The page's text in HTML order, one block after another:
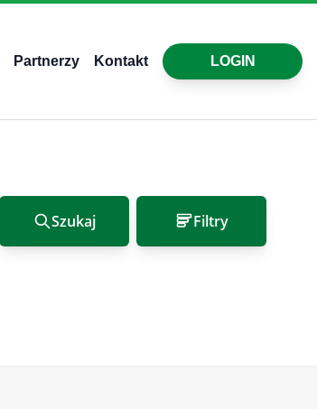
Partnerzy Kontakt LOGIN
Szukaj Filtry